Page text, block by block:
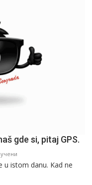
gde si, pitaj GPS.
Beogradska
u istom danu. Kad ne